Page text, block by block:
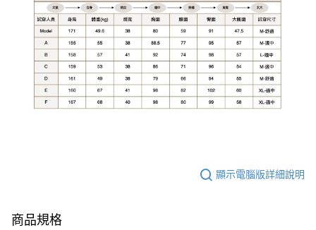
顯示電腦版詳細說明
商品規格